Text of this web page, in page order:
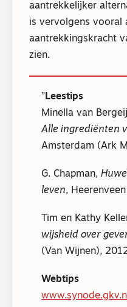
aantrekkelijker
is vervolgens vooral
aantrekkingskracht
zien.
Leestips
Minella van
Alle ingrediënten
Amsterdam (Ark
G. Chapman,
leven,
Tim en Kathy
wijsheid over
(Van Wijnen),
Webtips